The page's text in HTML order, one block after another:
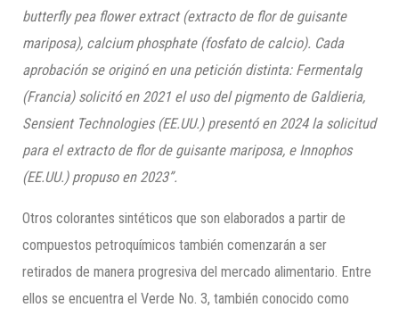
butterfly pea flower extract (extracto de flor de guisante
mariposa), calcium phosphate (fosfato de calcio). Cada
aprobación se originó en una petición distinta: Fermentalg
(Francia) solicitó en 2021 el uso del pigmento de Galdieria,
Sensient Technologies (EE.UU.) presentó en 2024 la solicitud
para el extracto de flor de guisante mariposa, e Innophos
(EE.UU.) propuso en 2023”.
Otros colorantes sintéticos que son elaborados a partir de
compuestos petroquímicos también comenzarán a ser
retirados de manera progresiva del mercado alimentario. Entre
ellos se encuentra el Verde No. 3, también conocido como